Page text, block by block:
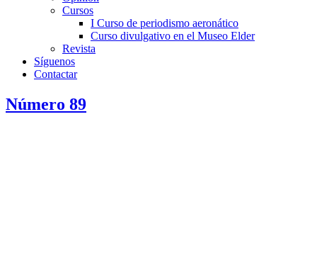
Cursos
I Curso de periodismo aeronático
Curso divulgativo en el Museo Elder
Revista
Síguenos
Contactar
Número 89